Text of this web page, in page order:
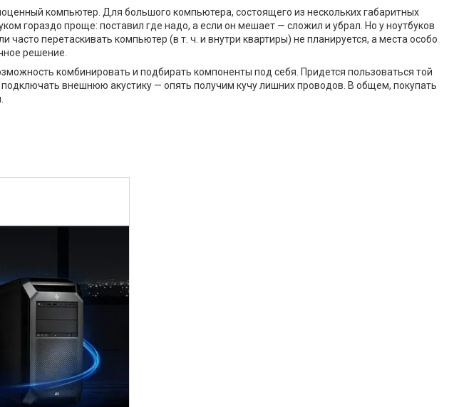
компьютер. Для большого компьютера, состоящего из нескольких габаритных
гораздо проще: поставил где надо, а если он мешает — сложил и убрал. Но у ноутбуков
перетаскивать компьютер (в т. ч. и внутри квартиры) не планируется, а места особо
решение.
комбинировать и подбирать компоненты под себя. Придется пользоваться той
внешнюю акустику — опять получим кучу лишних проводов. В общем, покупать